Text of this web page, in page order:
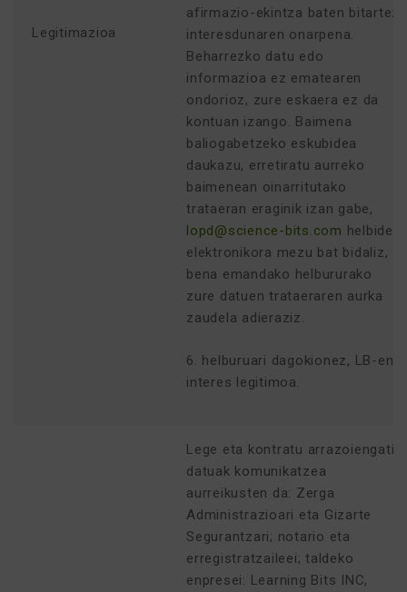
Legitimazioa
afirmazio-ekintza baten bitartez,
interesdunaren onarpena.
Beharrezko datu edo
informazioa ez ematearen
ondorioz, zure eskaera ez da
kontuan izango. Baimena
baliogabetzeko eskubidea
daukazu, erretiratu aurreko
baimenean oinarritutako
trataeran eraginik izan gabe,
lopd@science-bits.com helbide
elektronikora mezu bat bidaliz,
bena emandako helbururako
zure datuen trataeraren aurka
zaudela adieraziz.
6. helburuari dagokionez, LB-en
interes legitimoa.
Lege eta kontratu arrazoiengatik,
datuak komunikatzea
aurreikusten da: Zerga
Administrazioari eta Gizarte
Segurantzari; notario eta
erregistratzaileei; taldeko
enpresei: Learning Bits INC,